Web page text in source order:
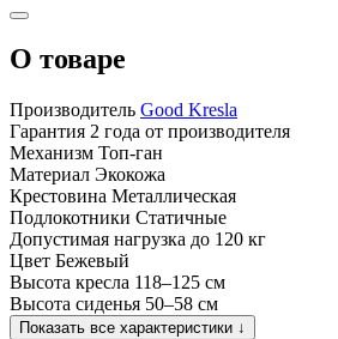
О товаре
Производитель Good Kresla
Гарантия 2 года от производителя
Механизм Топ-ган
Материал Экокожа
Крестовина Металлическая
Подлокотники Статичные
Допустимая нагрузка до 120 кг
Цвет Бежевый
Высота кресла 118–125 см
Высота сиденья 50–58 см
Показать все характеристики ↓